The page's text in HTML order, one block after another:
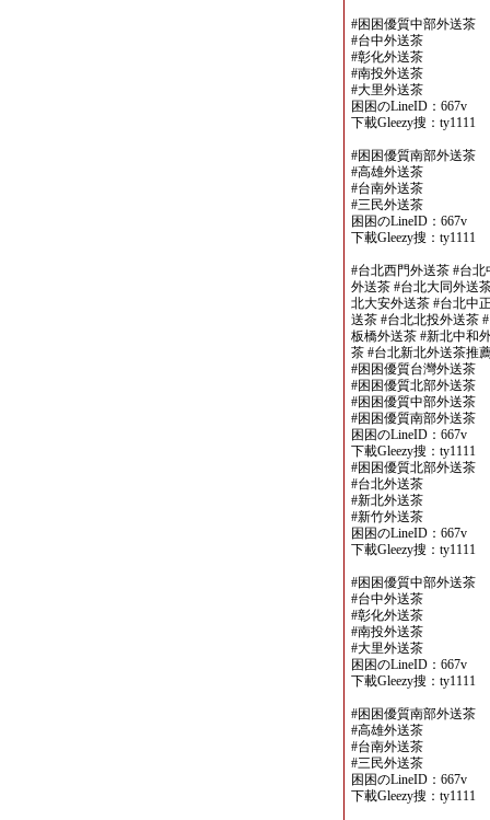
#困困優質中部外送茶
#台中外送茶
#彰化外送茶
#南投外送茶
#大里外送茶
困困のLineID：667v
下載Gleezy搜：ty1111
#困困優質南部外送茶
#高雄外送茶
#台南外送茶
#三民外送茶
困困のLineID：667v
下載Gleezy搜：ty1111
#台北西門外送茶 #台
外送茶 #台北大同外送
北大安外送茶 #台北中
送茶 #台北北投外送茶
板橋外送茶 #新北中和
茶 #台北新北外送茶推
#困困優質台灣外送茶
#困困優質北部外送茶
#困困優質中部外送茶
#困困優質南部外送茶
困困のLineID：667v
下載Gleezy搜：ty1111
#困困優質北部外送茶
#台北外送茶
#新北外送茶
#新竹外送茶
困困のLineID：667v
下載Gleezy搜：ty1111
#困困優質中部外送茶
#台中外送茶
#彰化外送茶
#南投外送茶
#大里外送茶
困困のLineID：667v
下載Gleezy搜：ty1111
#困困優質南部外送茶
#高雄外送茶
#台南外送茶
#三民外送茶
困困のLineID：667v
下載Gleezy搜：ty1111